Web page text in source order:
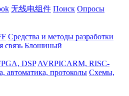
无线电组件 Поиск Опросы
Средства и методы разработки
связь Блошиный
DSP AVRPICARM, RISC-
автоматика, протоколы Схемы,